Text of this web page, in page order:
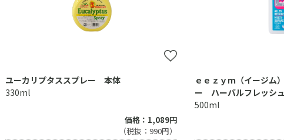
ユーカリプタススプレー 本体
330ml
価格：1,089円
（税抜：990円）
ｅｅｚｙｍ（イージム
ー ハーバルフレッシュ
500ml